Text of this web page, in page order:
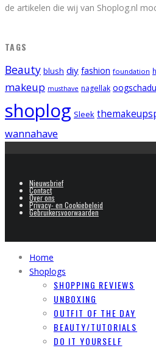
de artikelen die wij van Shoplog.nl
TAGS
Beauty blush diy fashion foundation
makeup musthave nagellak
shoplog Sleek
wannahave
Nieuwsbrief
Contact
Over ons
Privacy- en Cookiebeleid
Gebruikersvoorwaarden
Home
Shoplogs
SHOPPING REVIEWS
UNBOXING
OUTFIT OF THE DAY
BEAUTY/TUTORIALS
DO IT YOURSELF